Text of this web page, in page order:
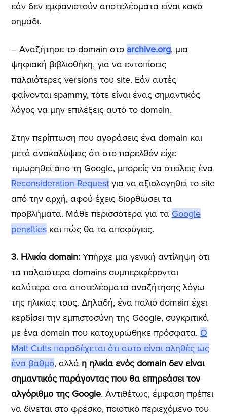
εάν δεν εμφανιστούν αποτελέσματα είναι κακό
σημάδι.
– Αναζήτησε το domain στο archive.org, μια
ψηφιακή βιβλιοθήκη, για να εντοπίσεις
παλαιότερες versions του site. Εάν αυτές
φαίνονται spammy, τότε είναι ένας σημαντικός
λόγος να μην επιλέξεις αυτό το domain.
Στην περίπτωση που αγοράσεις ένα domain και
μετά ανακαλύψεις ότι στο παρελθόν είχε
τιμωρηθεί απο τη Google, μπορείς να στείλεις ένα
Reconsideration Requestγια να αξιολογηθεί το site
από την αρχή, αφού έχεις διορθώσει τα
προβλήματα. Μάθε περισσότερα για τα Google
penaltiesκαι πώς θα τα αποφύγεις.
3. Ηλικία domain:Υπήρχε μια γενική αντίληψη ότι
τα παλαιότερα domains συμπεριφέρονται
καλύτερα στα αποτελέσματα αναζήτησης λόγω
της ηλικίας τους. Δηλαδή, ένα παλιό domain έχει
κερδίσει την εμπιστοσύνη της Google, συγκριτικά
με ένα domain που κατοχυρώθηκε πρόσφατα. Ο
Matt Cutts παραδέχεται ότι αυτό είναι αληθές ώς
ένα βαθμό, αλλά η ηλικία ενός domain δεν είναι
σημαντικός παράγοντας που θα επηρεάσει τον
αλγόριθμο της Google. Αντιθέτως, έμφαση πρέπει
να δίνεται στο φρέσκο, ποιοτικό περιεχόμενο του